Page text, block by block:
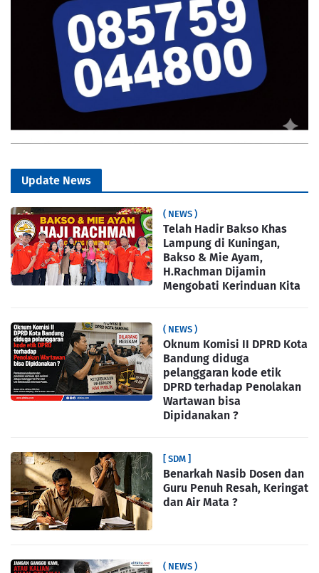
Update News
( NEWS )
Telah Hadir Bakso Khas
Lampung di Kuningan,
Bakso & Mie Ayam,
H.Rachman Dijamin
Mengobati Kerinduan Kita
( NEWS )
Oknum Komisi II DPRD Kota
Bandung diduga
pelanggaran kode etik
DPRD terhadap Penolakan
Wartawan bisa
Dipidanakan ?
[ SDM ]
Benarkah Nasib Dosen dan
Guru Penuh Resah, Keringat
dan Air Mata ?
( NEWS )